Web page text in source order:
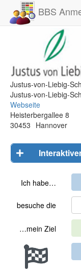
BBS
Justus-von-Liebig-
Justus-von-Liebig-
Webseite
Heisterbergallee 8
30453 Hannover
Ich habe…
besuche die
…mein Ziel